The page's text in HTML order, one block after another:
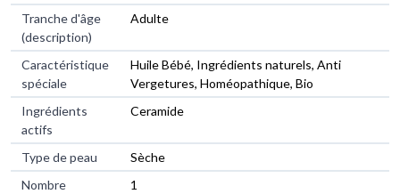
Tranche d'âge
(description)
Adulte
Caractéristique
spéciale
Huile Bébé, Ingrédients naturels, Anti
Vergetures, Homéopathique, Bio
Ingrédients
actifs
Ceramide
Type de peau
Sèche
Nombre
1